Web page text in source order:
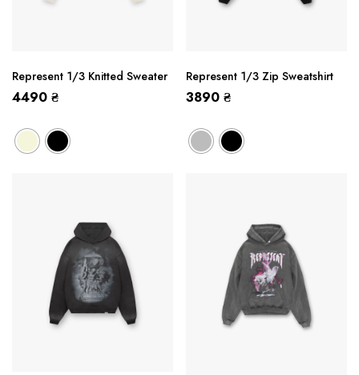
Represent 1/3 Knitted Sweater
4490 ₴
Represent 1/3 Zip Sweatshirt
3890 ₴